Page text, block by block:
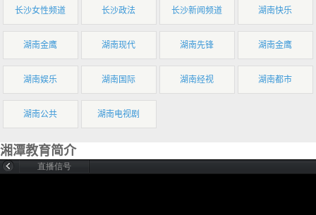
长沙女性频道 长沙政法 长沙新闻频道 湖南快乐
湖南金鹰 湖南现代 湖南先锋 湖南金鹰
湖南娱乐 湖南国际 湖南经视 湖南都市
湖南公共 湖南电视剧
湘潭教育简介